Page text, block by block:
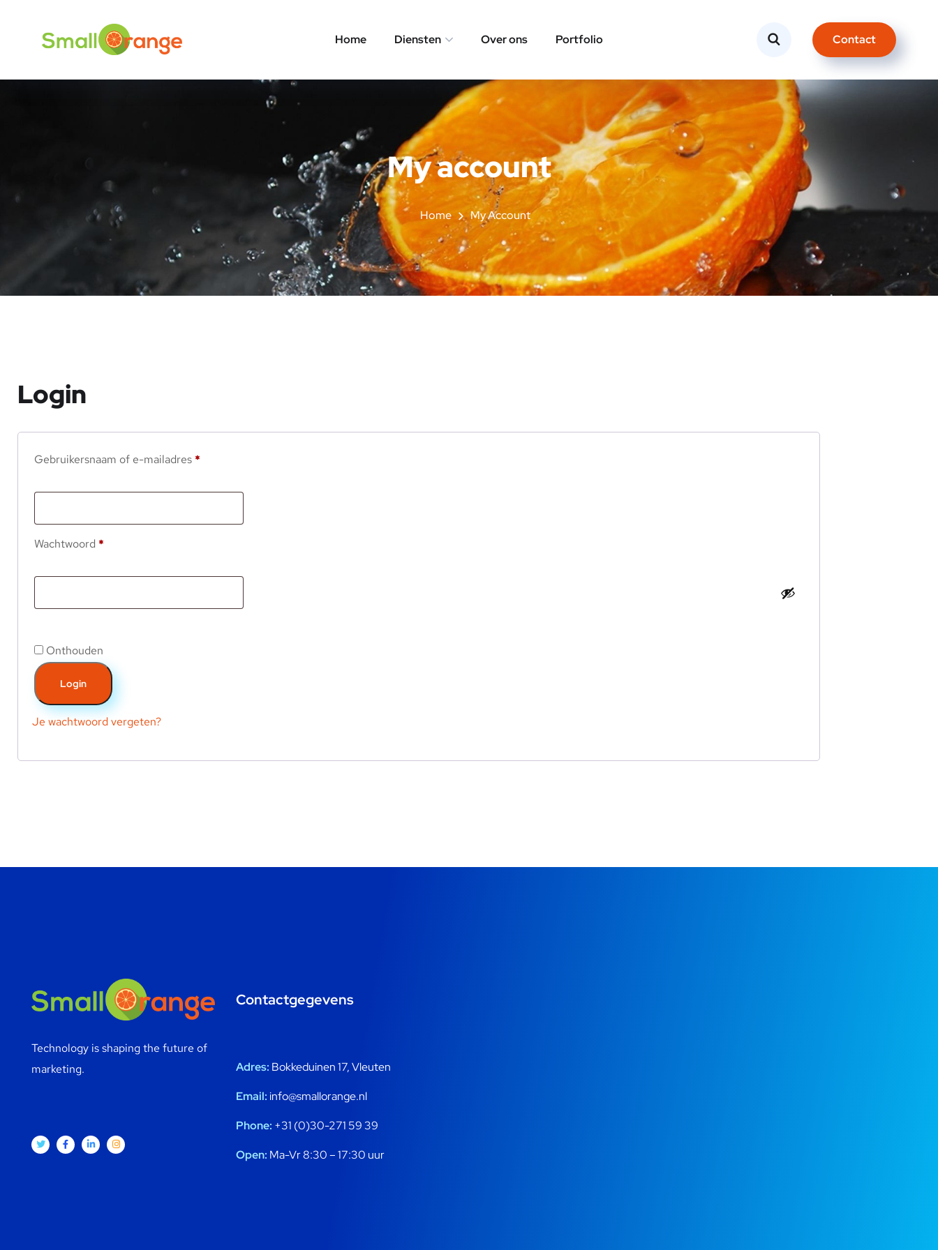
Home Diensten Over ons Portfolio Contact
My account
Home My Account
Login
Gebruikersnaam of e-mailadres *
Wachtwoord *
Onthouden
Login
Je wachtwoord vergeten?
Technology is shaping the future of
marketing.
Contactgegevens
Adres: Bokkeduinen 17, Vleuten
Email:info@smallorange.nl
Phone: +31 (0)30-271 59 39
Open: Ma-Vr 8:30 – 17:30 uur